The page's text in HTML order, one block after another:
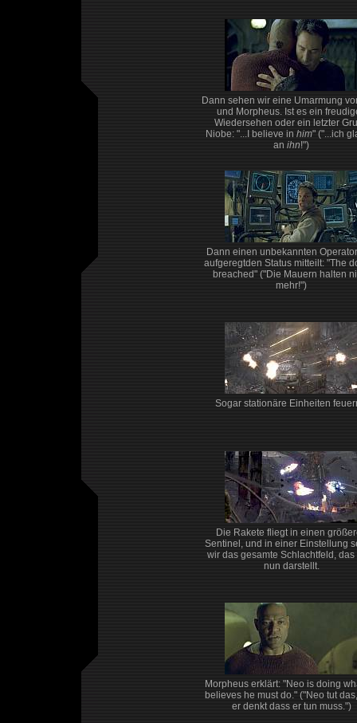
Dann sehen wir eine Umarmung
und Morpheus. Ist es ein
Wiedersehen oder ein letzter
Niobe: "...I believe in him" ("...ich
an ihn!")
Dann einen unbekannten
aufgeregtden Status mitteilt: "The
breached" ("Die Mauern halten
mehr!")
Sogar stationäre Einheiten
Die Rakete fliegt in einen
Sentinel, und in einer Einstellung
wir das gesamte Schlachtfeld, das
nun darstellt.
Morpheus erklärt: "Neo is doing
believes he must do." ("Neo tut
er denkt dass er tun muss.")